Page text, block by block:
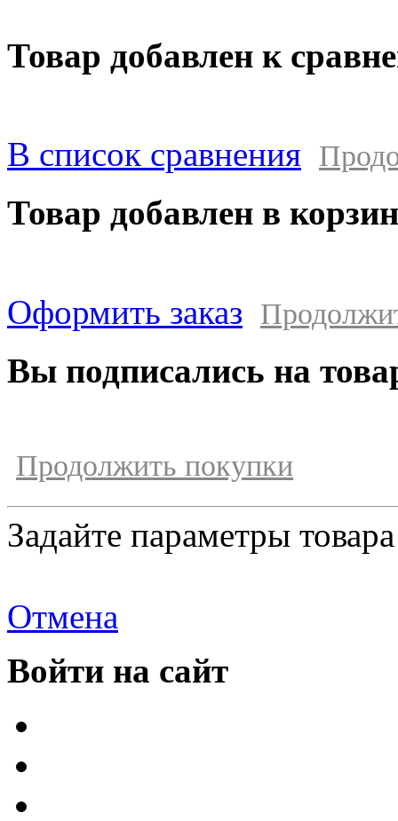
Товар добавлен к
В список сравнения
Товар добавлен в
Оформить заказ
Вы подписались на
Продолжить покупки
Задайте параметры товара
Отмена
Войти на сайт